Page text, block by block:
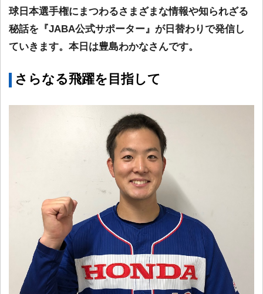
球日本選手権にまつわるさまざまな情報や知られざる
秘話を『JABA公式サポーター』が日替わりで発信し
ていきます。本日は豊島わかなさんです。
さらなる飛躍を目指して